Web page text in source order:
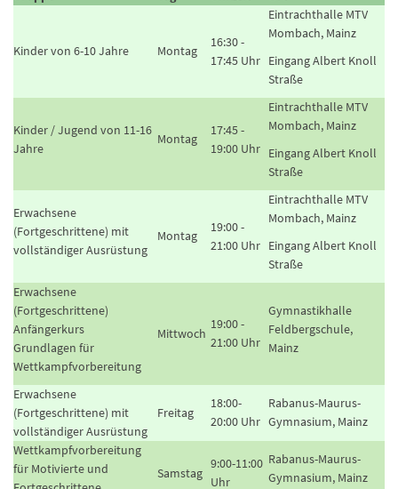
Kinder von 6-10 Jahre Montag
16:30 -
17:45 Uhr
Eintrachthalle MTV
Mombach, Mainz
Eingang Albert Knoll
Straße
Kinder / Jugend von 11-16
Jahre
Montag
17:45 -
19:00 Uhr
Eintrachthalle MTV
Mombach, Mainz
Eingang Albert Knoll
Straße
Erwachsene
(Fortgeschrittene) mit
vollständiger Ausrüstung
Montag
19:00 -
21:00 Uhr
Eintrachthalle MTV
Mombach, Mainz
Eingang Albert Knoll
Straße
Erwachsene
(Fortgeschrittene)
Anfängerkurs
Grundlagen für
Wettkampfvorbereitung
Mittwoch
19:00 -
21:00 Uhr
Gymnastikhalle
Feldbergschule,
Mainz
Erwachsene
(Fortgeschrittene) mit
vollständiger Ausrüstung
Freitag
18:00-
20:00 Uhr
Rabanus-Maurus-
Gymnasium, Mainz
Wettkampfvorbereitung
für Motivierte und
Samstag
9:00-11:00
Uhr
Rabanus-Maurus-
Gymnasium, Mainz